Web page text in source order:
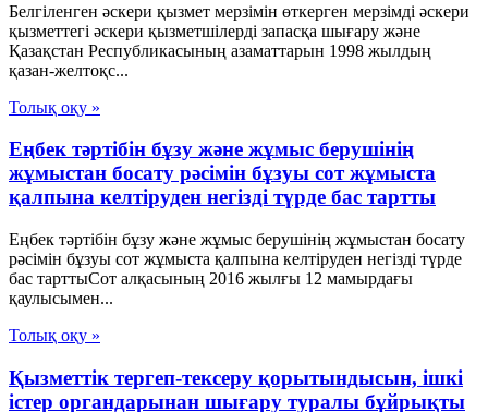
Белгiленген әскери қызмет мерзiмiн өткерген мерзiмдi әскери
қызметтегi әскери қызметшiлердi запасқа шығару және
Қазақстан Республикасының азаматтарын 1998 жылдың
қазан-желтоқс...
Толық оқу »
Еңбек тәртібін бұзу және жұмыс берушінің
жұмыстан босату рәсімін бұзуы сот жұмыста
қалпына келтіруден негізді түрде бас тартты
Еңбек тәртібін бұзу және жұмыс берушінің жұмыстан босату
рәсімін бұзуы сот жұмыста қалпына келтіруден негізді түрде
бас тарттыСот алқасының 2016 жылғы 12 мамырдағы
қаулысымен...
Толық оқу »
Қызметтік тергеп-тексеру қорытындысын, ішкі
істер органдарынан шығару туралы бұйрықты